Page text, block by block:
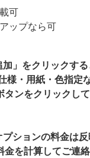
可
ップなら可
」をクリックす
様・用紙・色指定
タンをクリックし
ションの料金は
金を計算してご連